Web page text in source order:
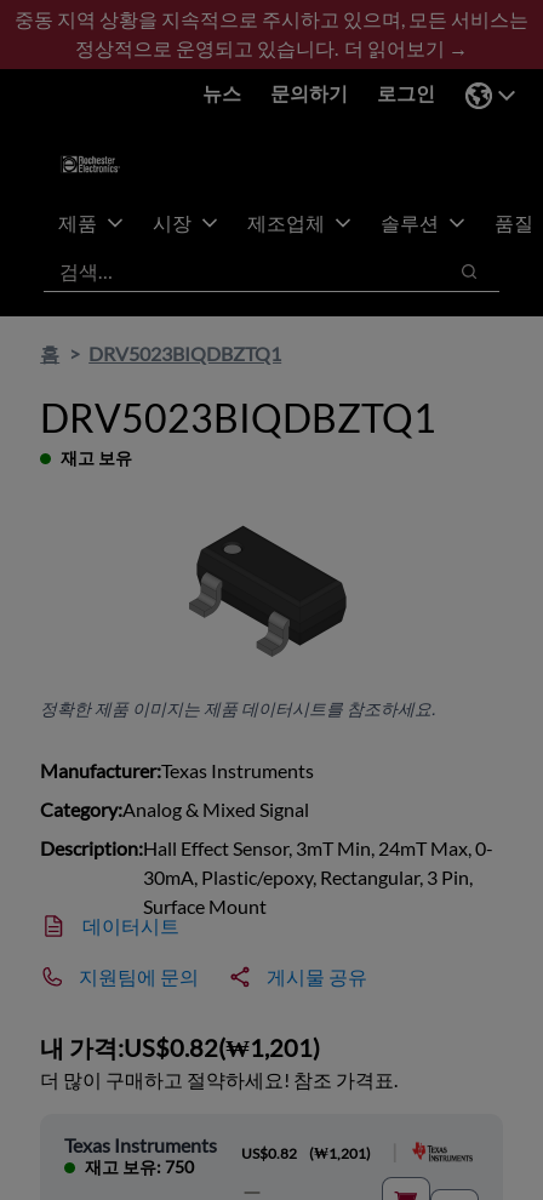
기
콘
바
글
중동 지역 상황을 지속적으로 주시하고 있으며, 모든 서비스는
정상적으로 운영되고 있습니다. 더 읽어보기 →
뉴스
문의하기 로그인
제품 시장 제조업체 솔루션
품질
검색
검색
홈 DRV5023BIQDBZTQ1
DRV5023BIQDBZTQ1
재고 보유
정확한 제품 이미지는 제품 데이터시트를 참조하세요.
Manufacturer:Texas Instruments
Category:Analog & Mixed Signal
Description:Hall Effect Sensor, 3mT Min, 24mT Max, 0-
30mA, Plastic/epoxy, Rectangular, 3 Pin,
Surface Mount
데이터시트
지원팀에 문의 게시물 공유
내 가격:US$0.82(₩1,201)
더 많이 구매하고 절약하세요! 참조 가격표.
Texas Instruments
재고 보유: 750
US$0.82 (₩1,201)